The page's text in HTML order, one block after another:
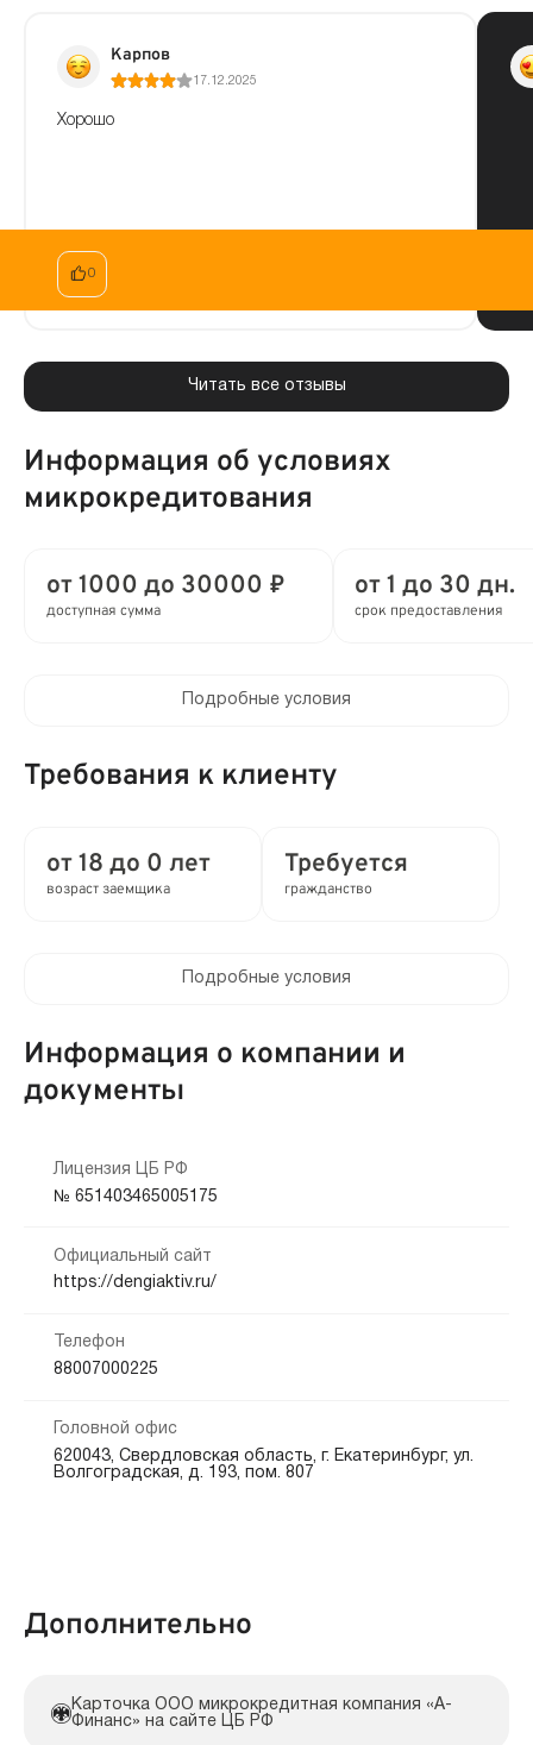
Карпов
17.12.2025
Хорошо
0
Читать все отзывы
Информация об условиях
микрокредитования
от 1000 до 30000 ₽
доступная сумма
от 1 до 30 дн.
срок предоставления
до 0.8%
Привлечение созаемщиков:
Требуются поручители
Способы получения:
Наличными
Способы погашения:
Срок продления:
до 0 дн.
Подробные условия
Требования к клиенту
от 18 до 0 лет
возраст заемщика
Требуется
гражданство
Нет
Мобильный телефон:
Кредитная история:
Документы:
Подробные условия
Информация о компании и
документы
Лицензия ЦБ РФ
№ 651403465005175
Официальный сайт
https://dengiaktiv.ru/
Телефон
88007000225
Головной офис
620043, Свердловская область, г. Екатеринбург, ул.
Волгоградская, д. 193, пом. 807
Дополнительно
Карточка ООО микрокредитная компания «А-
Финанс» на сайте ЦБ РФ